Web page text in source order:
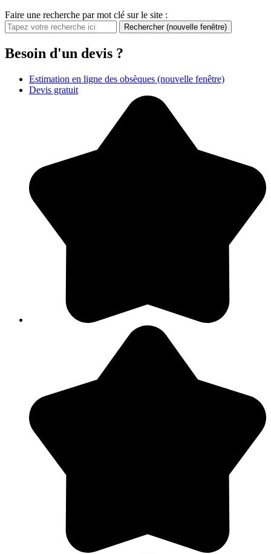
Faire une recherche par mot clé sur le site :
Rechercher (nouvelle fenêtre)
Besoin d'un devis ?
Estimation en ligne des obsèques (nouvelle fenêtre)
Devis gratuit